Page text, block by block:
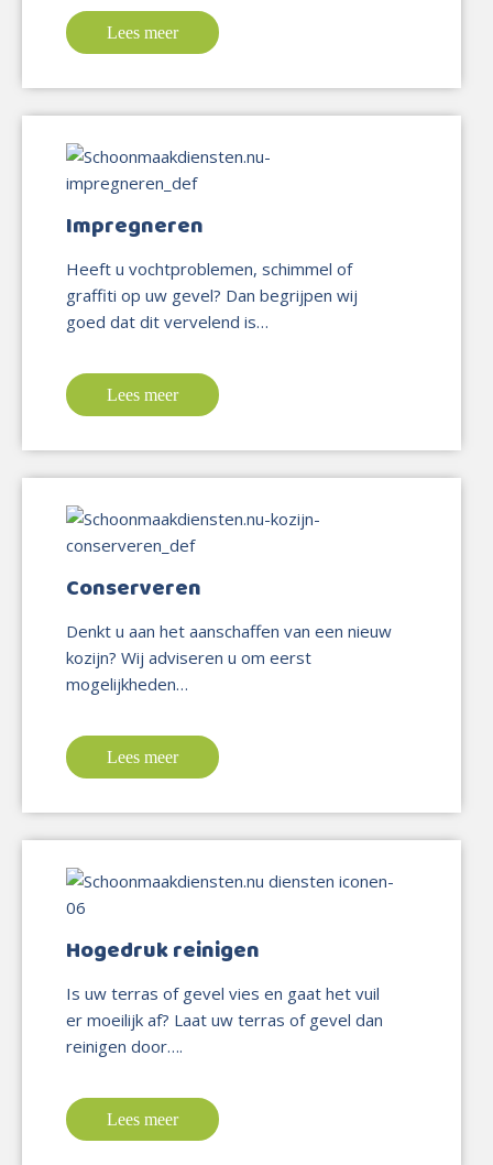
Lees meer
Impregneren
Heeft u vochtproblemen, schimmel of
graffiti op uw gevel? Dan begrijpen wij
goed dat dit vervelend is…
Lees meer
Conserveren
Denkt u aan het aanschaffen van een nieuw
kozijn? Wij adviseren u om eerst
mogelijkheden…
Lees meer
Hogedruk reinigen
Is uw terras of gevel vies en gaat het vuil
er moeilijk af? Laat uw terras of gevel dan
reinigen door….
Lees meer